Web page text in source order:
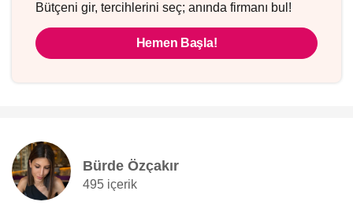
Bütçeni gir, tercihlerini seç; anında firmanı bul!
Hemen Başla!
Bürde Özçakır
495 içerik